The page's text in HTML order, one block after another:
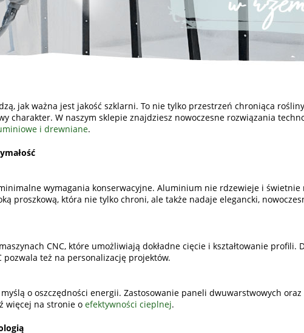
jak ważna jest jakość szklarni. To nie tylko przestrzeń chroniąca
charakter. W naszym sklepie znajdziesz nowoczesne rozwiązania
i drewniane.
wymagania konserwacyjne. Aluminium nie rdzewieje i
proszkową, która nie tylko chroni, ale także nadaje elegancki,
CNC, które umożliwiają dokładne cięcie i kształtowanie
też na personalizację projektów.
o oszczędności energii. Zastosowanie paneli dwuwarstwowych
więcej na stronie o efektywności cieplnej.